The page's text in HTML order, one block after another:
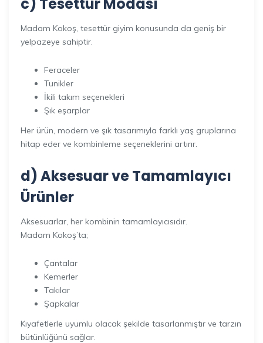
Madam Kokoş, tesettür giyim konusunda da geniş bir
yelpazeye sahiptir.
Feraceler
Tunikler
İkili takım seçenekleri
Şık eşarplar
Her ürün, modern ve şık tasarımıyla farklı yaş gruplarına
hitap eder ve kombinleme seçeneklerini artırır.
d) Aksesuar ve Tamamlayıcı
Ürünler
Aksesuarlar, her kombinin tamamlayıcısıdır.
Madam Kokoş’ta;
Çantalar
Kemerler
Takılar
Şapkalar
Kıyafetlerle uyumlu olacak şekilde tasarlanmıştır ve tarzın
bütünlüğünü sağlar.